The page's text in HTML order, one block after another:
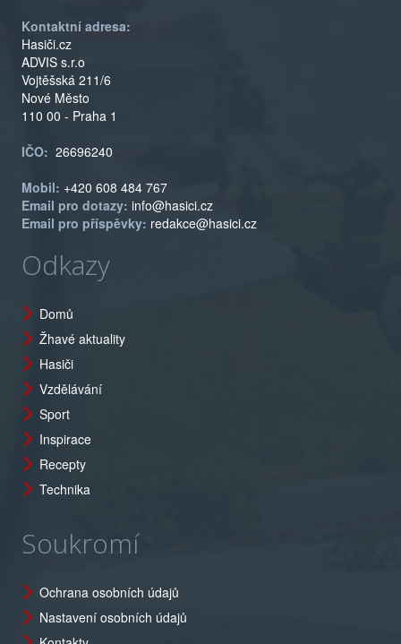
Kontaktní adresa:
Hasiči.cz
ADVIS s.r.o
Vojtěšská 211/6
Nové Město
110 00 - Praha 1
IČO: 26696240
Mobil: +420 608 484 767
Email pro dotazy: info@hasici.cz
Email pro příspěvky: redakce@hasici.cz
Odkazy
Domů
Žhavé aktuality
Hasiči
Vzdělávání
Sport
Inspirace
Recepty
Technika
Soukromí
Ochrana osobních údajů
Nastavení osobních údajů